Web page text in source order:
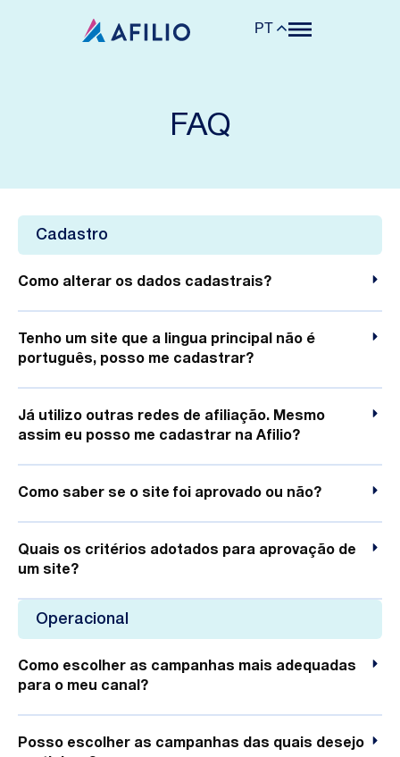
PT
FAQ
Cadastro
Como alterar os dados cadastrais?
Tenho um site que a lingua principal não é
português, posso me cadastrar?
Já utilizo outras redes de afiliação. Mesmo
assim eu posso me cadastrar na Afilio?
Como saber se o site foi aprovado ou não?
Quais os critérios adotados para aprovação de
um site?
Operacional
Como escolher as campanhas mais adequadas
para o meu canal?
Posso escolher as campanhas das quais desejo